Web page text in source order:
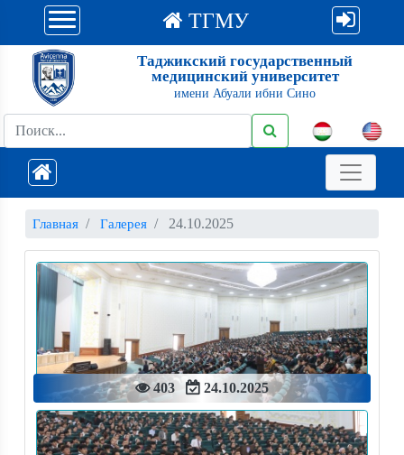
ТГМУ
Таджикский государственный
медицинский университет
имени Абуали ибни Сино
Главная Галерея 24.10.2025
403 24.10.2025